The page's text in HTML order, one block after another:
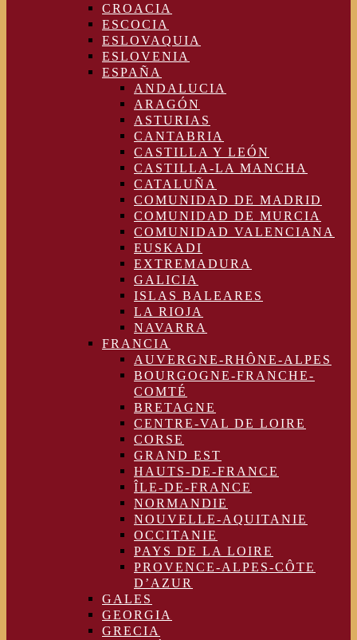
CROACIA
ESCOCIA
ESLOVAQUIA
ESLOVENIA
ESPAÑA
ANDALUCIA
ARAGÓN
ASTURIAS
CANTABRIA
CASTILLA Y LEÓN
CASTILLA-LA MANCHA
CATALUÑA
COMUNIDAD DE MADRID
COMUNIDAD DE MURCIA
COMUNIDAD VALENCIANA
EUSKADI
EXTREMADURA
GALICIA
ISLAS BALEARES
LA RIOJA
NAVARRA
FRANCIA
AUVERGNE-RHÔNE-ALPES
BOURGOGNE-FRANCHE-
COMTÉ
BRETAGNE
CENTRE-VAL DE LOIRE
CORSE
GRAND EST
HAUTS-DE-FRANCE
ÎLE-DE-FRANCE
NORMANDIE
NOUVELLE-AQUITANIE
OCCITANIE
PAYS DE LA LOIRE
PROVENCE-ALPES-CÔTE
D’AZUR
GALES
GEORGIA
GRECIA